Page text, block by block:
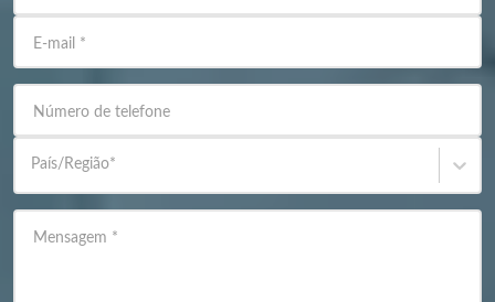
E-mail *
Número de telefone
País/Região*
Mensagem *